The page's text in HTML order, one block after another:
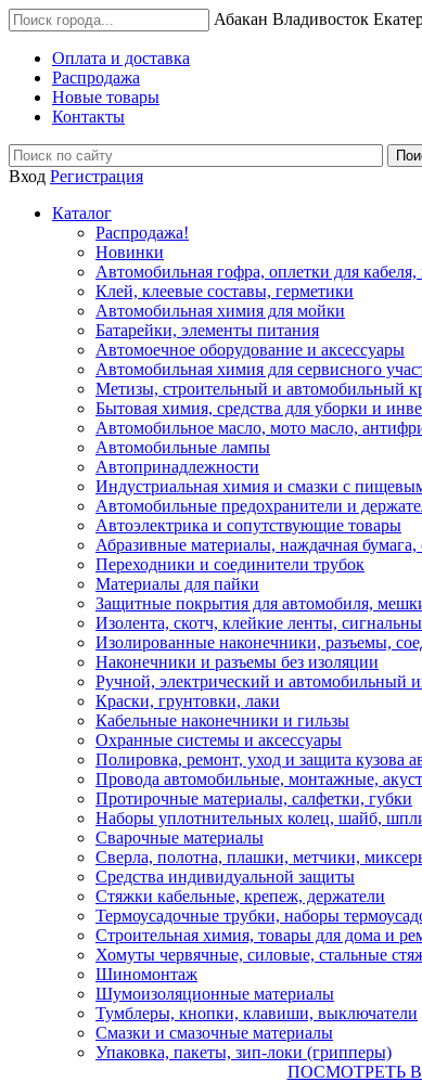
Абакан Владивосток
Оплата и доставка
Распродажа
Новые товары
Контакты
Вход Регистрация
Каталог
Распродажа!
Новинки
Автомобильная гофра, оплетки для
Клей, клеевые составы, герметики
Автомобильная химия для мойки
Батарейки, элементы питания
Автомоечное оборудование и аксессуары
Автомобильная химия для сервисного
Метизы, строительный и автомобильный
Бытовая химия, средства для уборки и
Автомобильное масло, мото масло,
Автомобильные лампы
Автопринадлежности
Индустриальная химия и смазки с
Автомобильные предохранители и
Автоэлектрика и сопутствующие товары
Абразивные материалы, наждачная бумага,
Переходники и соединители трубок
Материалы для пайки
Защитные покрытия для автомобиля,
Изолента, скотч, клейкие ленты,
Изолированные наконечники, разъемы,
Наконечники и разъемы без изоляции
Ручной, электрический и автомобильный
Краски, грунтовки, лаки
Кабельные наконечники и гильзы
Охранные системы и аксессуары
Полировка, ремонт, уход и защита кузова
Провода автомобильные, монтажные,
Протирочные материалы, салфетки, губки
Наборы уплотнительных колец, шайб,
Сварочные материалы
Сверла, полотна, плашки, метчики,
Средства индивидуальной защиты
Стяжки кабельные, крепеж, держатели
Термоусадочные трубки, наборы
Строительная химия, товары для дома и
Хомуты червячные, силовые, стальные
Шиномонтаж
Шумоизоляционные материалы
Тумблеры, кнопки, клавиши, выключатели
Смазки и смазочные материалы
Упаковка, пакеты, зип-локи (грипперы)
ПОСМОТРЕТЬ